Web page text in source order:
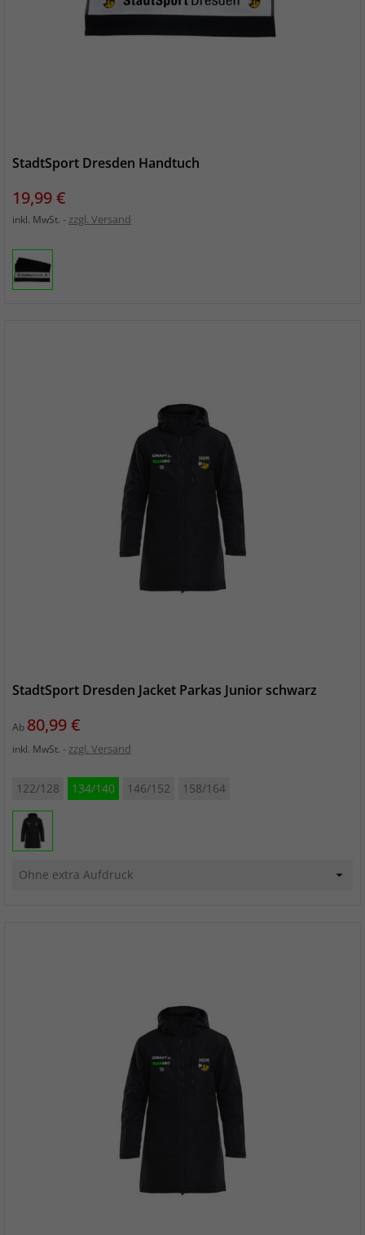
StadtSport Dresden Handtuch
Preis
19,99 €
inkl. MwSt. zzgl. Versand
StadtSport Dresden Jacket Parkas Junior schwarz
Ab Preis
80,99 €
inkl. MwSt. zzgl. Versand
122/128 134/140 146/152 158/164